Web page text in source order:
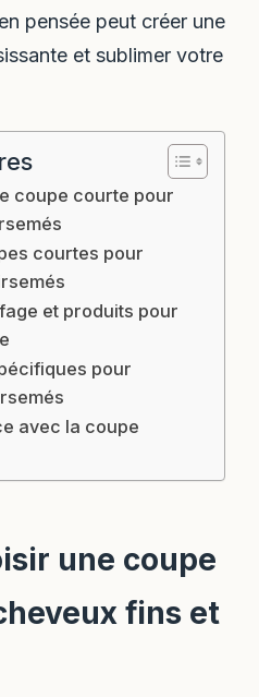
pensée peut créer une
et sublimer votre
coupe courte pour
courtes pour
et produits pour
pour
avec la coupe
une coupe
fins et